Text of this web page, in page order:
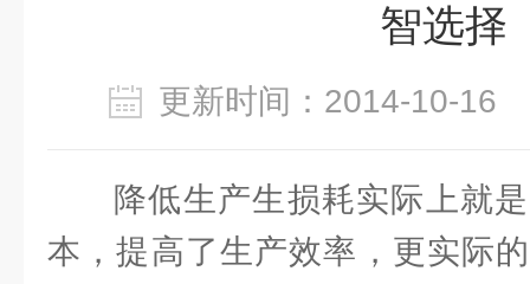
智选择
更新时间：2014-10-
降低生产生损耗实际上就
本，提高了生产效率，更实际